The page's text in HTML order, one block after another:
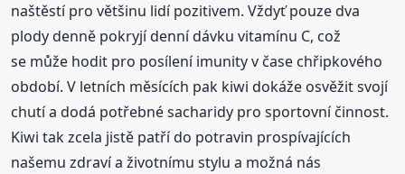
naštěstí pro většinu lidí pozitivem. Vždyť pouze dva
plody denně pokryjí denní dávku vitamínu C, což
se může hodit pro posílení imunity v čase chřipkového
období. V letních měsících pak kiwi dokáže osvěžit svojí
chutí a dodá potřebné sacharidy pro sportovní činnost.
Kiwi tak zcela jistě patří do potravin prospívajících
našemu zdraví a životnímu stylu a možná nás